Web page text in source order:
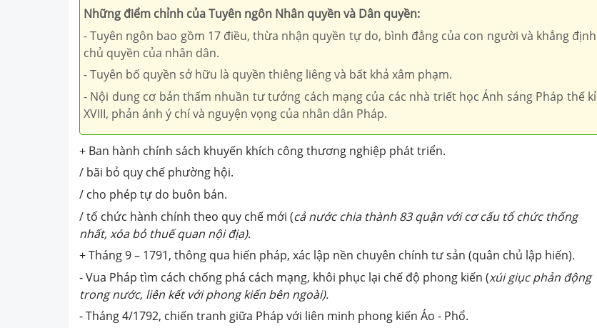
Những điểm chỉnh của Tuyên ngôn Nhân quyền và Dân quyền:
- Tuyên ngôn bao gồm 17 điều, thừa nhận quyền tự do, bình đẳng của con người và khẳng định
chủ quyền của nhân dân.
- Tuyên bố quyền sở hữu là quyền thiêng liêng và bất khả xâm phạm.
- Nội dung cơ bản thấm nhuần tư tưởng cách mạng của các nhà triết học Ánh sáng Pháp thế kỉ
XVIII, phản ánh ý chí và nguyện vọng của nhân dân Pháp.
+ Ban hành chính sách khuyến khích công thương nghiệp phát triển.
/ bãi bỏ quy chế phường hội.
/ cho phép tự do buôn bán.
/ tổ chức hành chính theo quy chế mới (cả nước chia thành 83 quận với cơ cấu tổ chức thống
nhất, xóa bỏ thuế quan nội địa).
+ Tháng 9 – 1791, thông qua hiến pháp, xác lập nền chuyên chính tư sản (quân chủ lập hiến).
- Vua Pháp tìm cách chống phá cách mạng, khôi phục lại chế độ phong kiến (xúi giục phản động
trong nước, liên kết với phong kiến bên ngoài).
- Tháng 4/1792, chiến tranh giữa Pháp với liên minh phong kiến Áo - Phổ.